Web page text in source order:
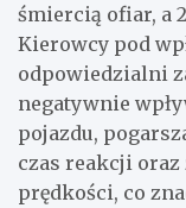
śmiercią ofiar, a
Kierowcy pod
odpowiedzialni
negatywnie
pojazdu,
czas reakcji oraz
prędkości, co